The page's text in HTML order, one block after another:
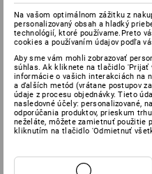
Na vašom optimálnom zážitku z
personalizovaný obsah a hladký
technológií, ktoré používame.Preto
cookies a používaním údajov podľa
Aby sme vám mohli zobrazovať
súhlas. Ak kliknete na tlačidlo 'Prijať
informácie o vašich interakciách na
a ďalších metód (vrátane postupov
údaje z procesu objednávky. Tieto
nasledovné účely: personalizované,
odporúčania produktov, prieskum
neželáte, môžete zamietnuť použitie
kliknutím na tlačidlo 'Odmietnuť